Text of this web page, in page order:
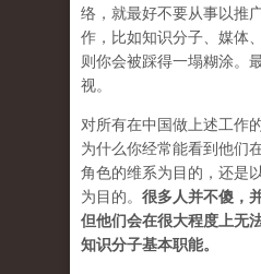
络，就最好不要从事以推
作，比如知识分子、媒体
则你会被踩得一塌糊涂。
视。
对所有在中国做上述工作
为什么你经常能看到他们
角色的维系为目的，还是
为目的。 很多人并不傻，
但他们会在很大程度上无
知识分子基本职能。